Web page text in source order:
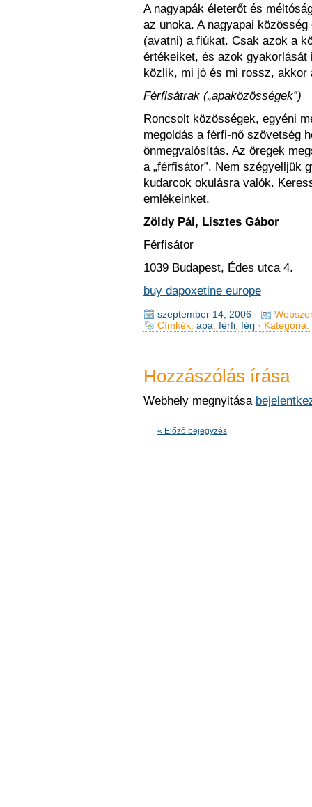
A nagyapák életerőt és
az unoka. A nagyapai
(avatni) a fiúkat. Csak azok a
értékeiket, és azok
közlik, mi jó és mi rossz, akkor
Férfisátrak („apaközösségek”)
Roncsolt közösségek, egyéni
megoldás a férfi-nő szövetség
önmegvalósítás. Az öregek
a „férfisátor”. Nem szégyelljük
kudarcok okulásra valók.
emlékeinket.
Zöldy Pál, Lisztes Gábor
Férfisátor
1039 Budapest, Édes utca 4.
buy dapoxetine europe
szeptember 14, 2006·
Címkék: apa férfi, férj· Kategória:
Hozzászólás írása
Webhely megnyitása
« Előző bejegyzés